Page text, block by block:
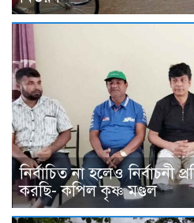
নির্বাচিত না হলেও নির্বাচনী
করছি- কপিল কৃষ্ণ মণ্ডল